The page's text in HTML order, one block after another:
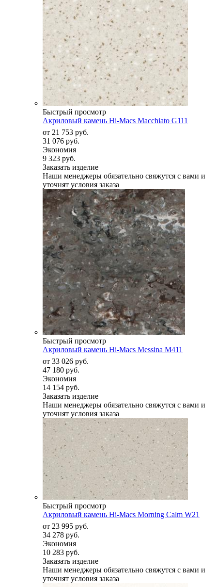
Быстрый просмотр
Акриловый камень Hi-Macs Macchiato G111
от 21 753 руб.
31 076 руб.
Экономия
9 323 руб.
Заказать изделие
Наши менеджеры обязательно свяжутся с вами и
уточнят условия заказа
Быстрый просмотр
Акриловый камень Hi-Macs Messina М411
от 33 026 руб.
47 180 руб.
Экономия
14 154 руб.
Заказать изделие
Наши менеджеры обязательно свяжутся с вами и
уточнят условия заказа
Быстрый просмотр
Акриловый камень Hi-Macs Morning Calm W21
от 23 995 руб.
34 278 руб.
Экономия
10 283 руб.
Заказать изделие
Наши менеджеры обязательно свяжутся с вами и
уточнят условия заказа